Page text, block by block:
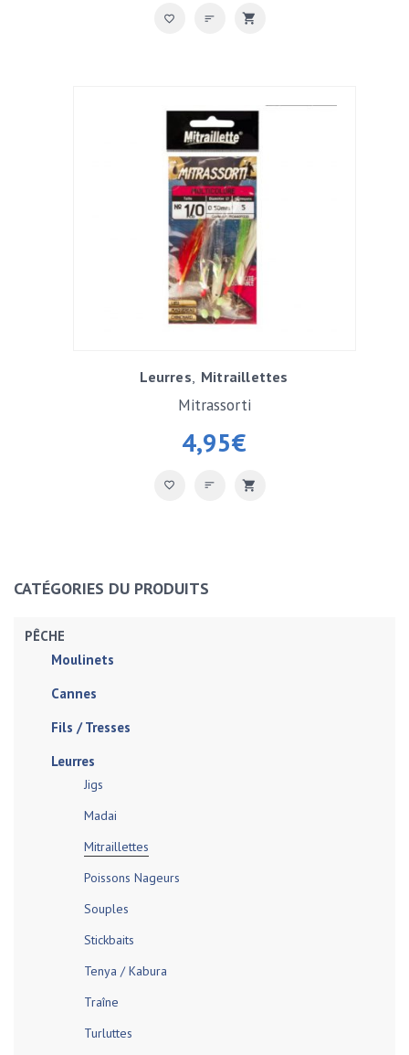
Leurres Mitraillettes
4,95€
Mitrassorti
CATÉGORIES DU PRODUITS
PÊCHE
Moulinets
Cannes
Fils / Tresses
Leurres
Jigs
Madai
Mitraillettes
Poissons Nageurs
Souples
Stickbaits
Tenya / Kabura
Traîne
Turluttes